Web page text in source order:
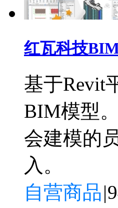
红瓦科技
基于Revit
BIM模型
会建模的
入。
自营商品|